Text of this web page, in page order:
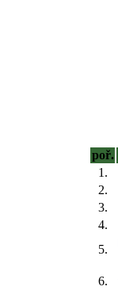
poř.
1.
2.
3.
4.
5.
6.